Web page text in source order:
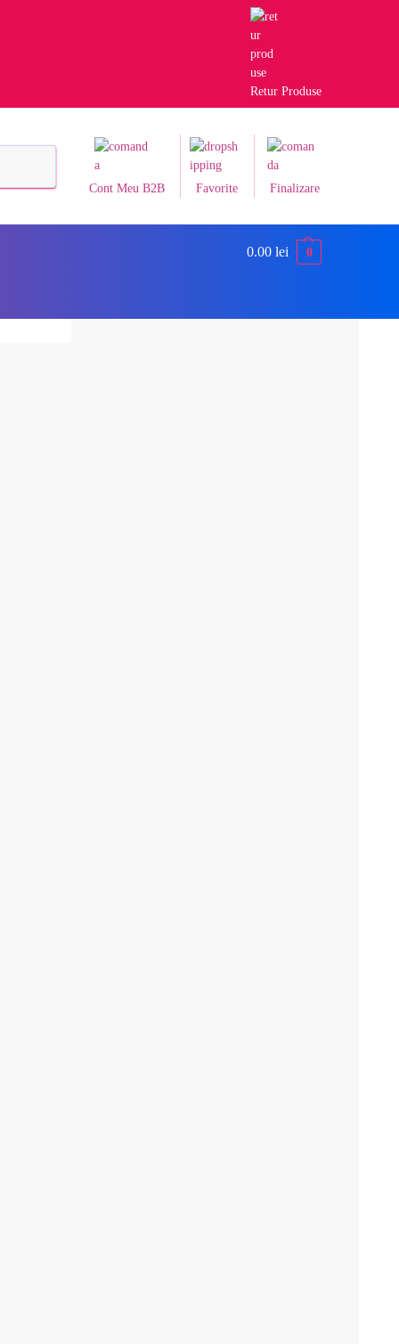
Retur Produse
Cont Meu B2B Favorite Finalizare
0.00 lei 0